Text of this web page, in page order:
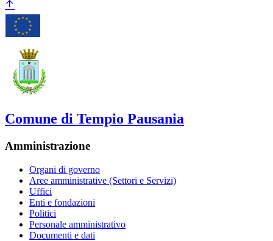
Comune di Tempio Pausania
Amministrazione
Organi di governo
Aree amministrative (Settori e Servizi)
Uffici
Enti e fondazioni
Politici
Personale amministrativo
Documenti e dati